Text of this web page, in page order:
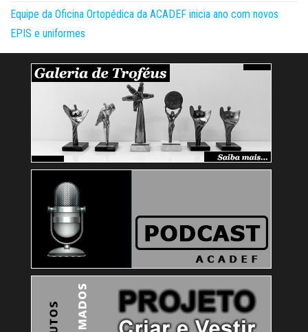
Equipe da Oficina Ortopédica da ACADEF inicia ano com novos
EPIS e uniformes